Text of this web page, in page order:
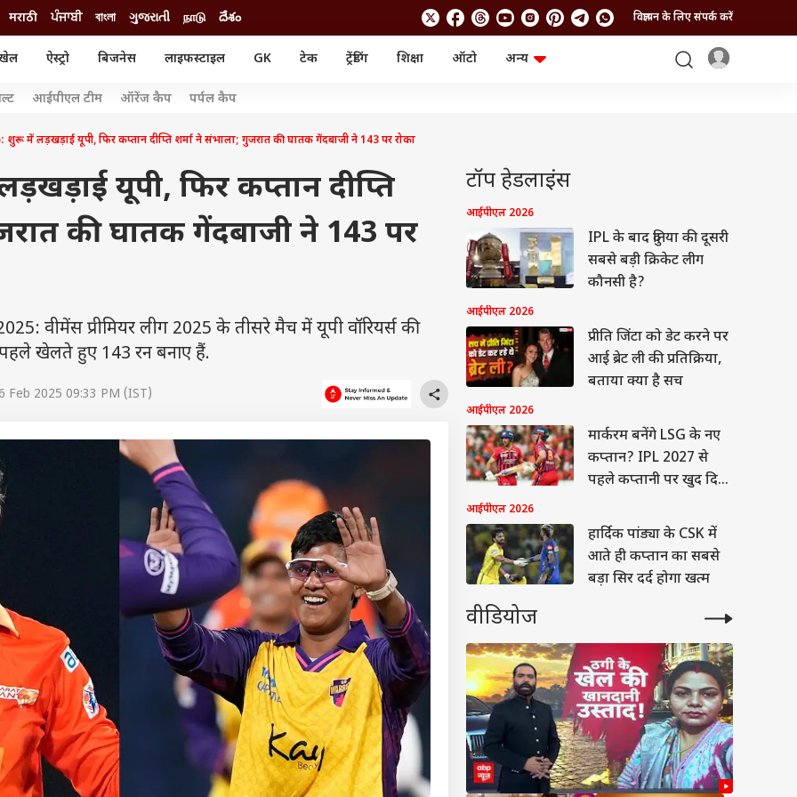
मराठी ਪੰਜਾਬੀ বাংলা ગુજરાતી நாடு దేశం विज्ञापन के लिए संपर्क करें
ऐस्ट्रो बिजनेस लाइफस्टाइल GK टेक ट्रेंडिंग शिक्षा ऑटो
अन्य
सिनेमा
कार
आईपीओ
टेक्नोलॉजी
चैटजीपीटी
गैजेट
शिक्षा
नौकरी
वेब स्टोरीज फोटो गैलरी
यूटिलिटी न्यूज़
वीडियो
आईपीएल टीम ऑरेंज कैप पर्पल कैप
शुरू में लड़खड़ाई यूपी, फिर कप्तान दीप्ति शर्मा ने संभाला; गुजरात की घातक गेंदबाजी ने 143 पर रोका
यूपी, फिर कप्तान दीप्ति
की घातक गेंदबाजी ने 143 पर
वीमेंस प्रीमियर लीग 2025 के तीसरे मैच में यूपी वॉरियर्स की
खेलते हुए 143 रन बनाए हैं.
Feb 2025 09:33 PM (IST)
टॉप हेडलाइंस
आईपीएल 2026
IPL के बाद दुनिया की दूसरी
सबसे बड़ी क्रिकेट लीग
कौनसी है?
आईपीएल 2026
प्रीति जिंटा को डेट करने पर
आई ब्रेट ली की प्रतिक्रिया,
बताया क्या है सच
आईपीएल 2026
मार्करम बनेंगे LSG के नए
कप्तान? IPL 2027 से
पहले कप्तानी पर खुद दिया
आईपीएल 2026
हार्दिक पांड्या के CSK में
आते ही कप्तान का सबसे
बड़ा सिर दर्द होगा खत्म
वीडियोज
कार्नर
टॉप रील्स